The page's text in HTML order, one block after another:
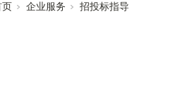
页 企业服务 招投标指导